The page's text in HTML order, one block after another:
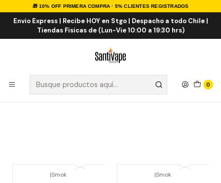
🎁 10% OFF PRIMERA COMPRA · 5% CLIENTES REGISTRADOS
Envio Express | Recibe HOY en Stgo | Despacho a todo Chile |
Tiendas Fisicas de (Lun-Vie 10:00 a 19:30 hrs)
0
Inicio Marcas Vaporizadores Smok
Smok
Más sobre SMOK en Chile
|Smok |Smok